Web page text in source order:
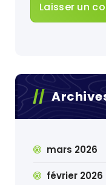
mars 2026
février 2026